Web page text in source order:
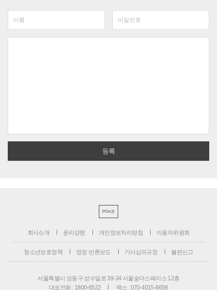
PC버전
회사소개 윤리강령 개인정보처리방침 이용자위원회
청소년보호정책 정정·반론보도 기사심의규정 불편신고
서울특별시 성동구 성수일로 39-34 서울숲더스페이스 12층
대표전화 : 1800-6522
팩스 : 070-4015-8658